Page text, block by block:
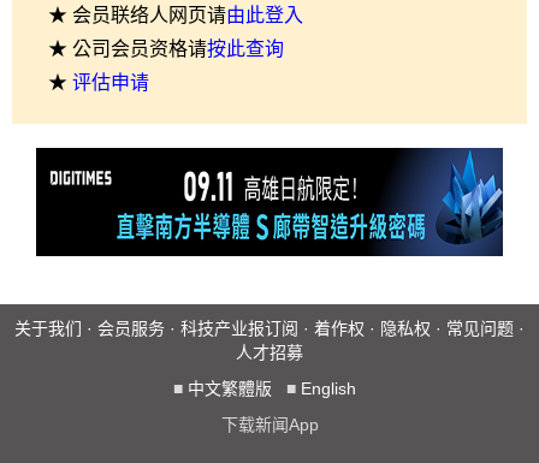
★ 会员联络人网页请由此登入
★ 公司会员资格请按此查询
★ 评估申请
关于我们 · 会员服务 · 科技产业报订阅 · 着作权 · 隐私权 · 常见问题 ·
人才招募
■ 中文繁體版 ■ English
下载新闻App